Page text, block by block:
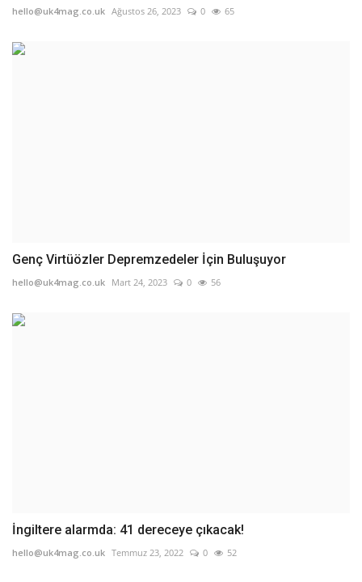
hello@uk4mag.co.uk Ağustos 26, 2023 0 65
Genç Virtüözler Depremzedeler İçin Buluşuyor
hello@uk4mag.co.uk Mart 24, 2023 0 56
İngiltere alarmda: 41 dereceye çıkacak!
hello@uk4mag.co.uk Temmuz 23, 2022 0 52